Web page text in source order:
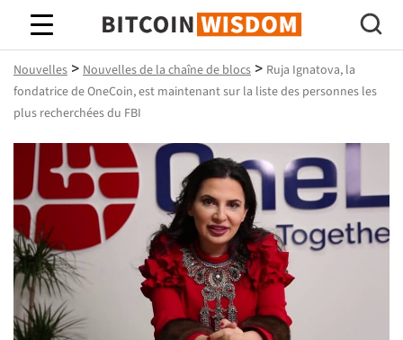
Bitcoin Sagesse
Nouvelles > Nouvelles de la chaîne de blocs > Ruja Ignatova, la
fondatrice de OneCoin, est maintenant sur la liste des personnes les
plus recherchées du FBI